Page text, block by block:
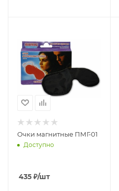
Очки магнитные ПМГ-01
Доступно
435 ₽/шт